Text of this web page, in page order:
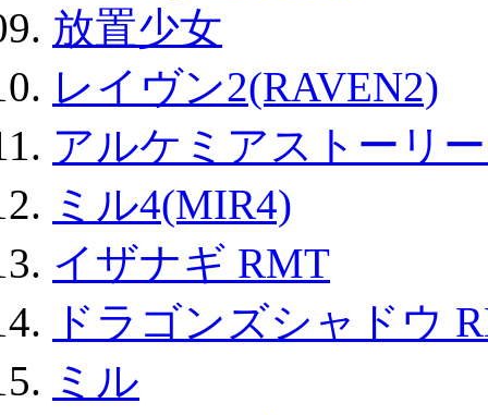
放置少女
レイヴン2(RAVEN2)
アルケミアストーリ
ミル4(MIR4)
イザナギ RMT
ドラゴンズシャドウ
ミル